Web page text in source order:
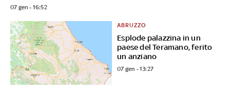
07 gen - 16:52
Esplode palazzina in un
paese del Teramano, ferito
un anziano
ABRUZZO
07 gen - 13:27